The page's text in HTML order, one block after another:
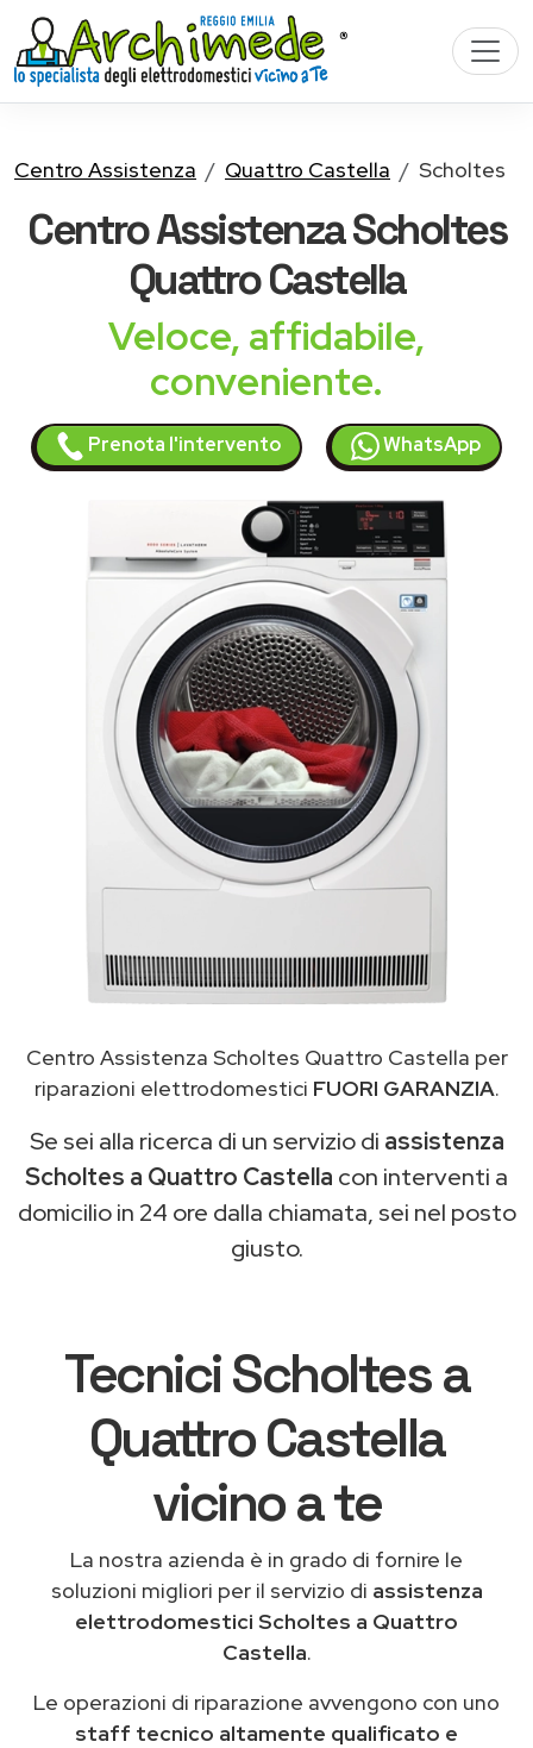
Centro Assistenza Quattro Castella Scholtes
Centro AssistenzaScholtes
Quattro Castella
Veloce, affidabile,
conveniente.
Prenota l'intervento WhatsApp
Centro Assistenza Scholtes Quattro Castella per
riparazioni elettrodomestici FUORI GARANZIA.
Se sei alla ricerca di un servizio di assistenza
Scholtes a Quattro Castella con interventi a
domicilio in 24 ore dalla chiamata, sei nel posto
giusto.
Tecnici Scholtes a
Quattro Castella
vicino a te
La nostra azienda è in grado di fornire le
soluzioni migliori per il servizio di assistenza
elettrodomestici Scholtes a Quattro
Castella.
Le operazioni di riparazione avvengono con uno
staff tecnico altamente qualificato e